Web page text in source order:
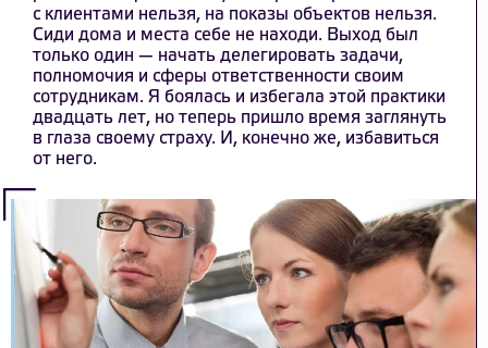
с клиентами нельзя, на показы объектов нельзя.
Сиди дома и места себе не находи. Выход был
только один — начать делегировать задачи,
полномочия и сферы ответственности своим
сотрудникам. Я боялась и избегала этой практики
двадцать лет, но теперь пришло время заглянуть
в глаза своему страху. И, конечно же, избавиться
от него.